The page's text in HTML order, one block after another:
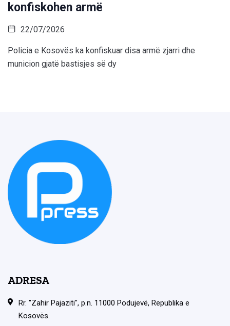
konfiskohen armë
22/07/2026
Policia e Kosovës ka konfiskuar disa armë zjarri dhe
municion gjatë bastisjes së dy
ADRESA
Rr. "Zahir Pajaziti", p.n. 11000 Podujevë, Republika e
Kosovës.